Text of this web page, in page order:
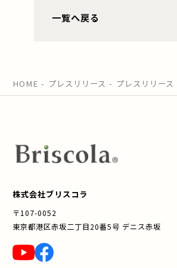
一覧へ戻る
HOME プレスリリース プレスリリース
株式会社ブリスコラ
〒107-0052
東京都港区赤坂二丁目20番5号 デニス赤坂